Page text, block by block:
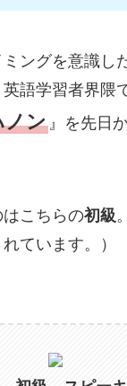
ングを意識し
語学習者界隈
ノン』を先日
こちらの初級
ています。）